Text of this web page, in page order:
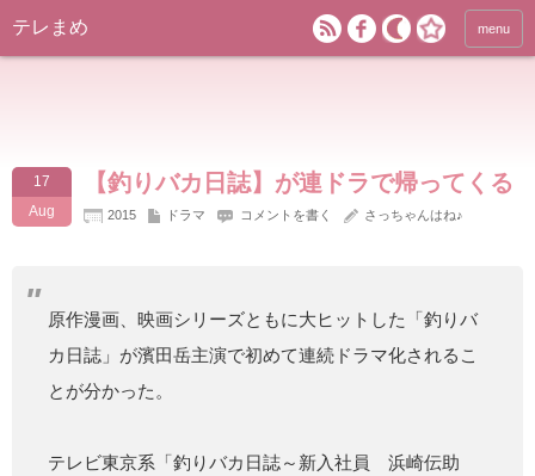
テレまめ menu
17
Aug
【釣りバカ日誌】が連ドラで帰ってくる
2015 ドラマ コメントを書く さっちゃんはね♪
原作漫画、映画シリーズともに大ヒットした「釣りバ
カ日誌」が濱田岳主演で初めて連続ドラマ化されるこ
とが分かった。
テレビ東京系「釣りバカ日誌～新入社員 浜崎伝助